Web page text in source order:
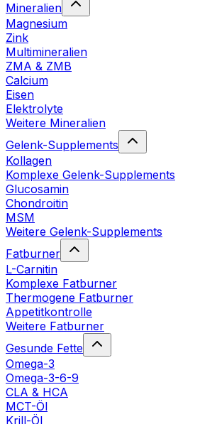
Mineralien
Magnesium
Zink
Multimineralien
ZMA & ZMB
Calcium
Eisen
Elektrolyte
Weitere Mineralien
Gelenk-Supplements
Kollagen
Komplexe Gelenk-Supplements
Glucosamin
Chondroitin
MSM
Weitere Gelenk-Supplements
Fatburner
L-Carnitin
Komplexe Fatburner
Thermogene Fatburner
Appetitkontrolle
Weitere Fatburner
Gesunde Fette
Omega-3
Omega-3-6-9
CLA & HCA
MCT-Öl
Krill-Öl